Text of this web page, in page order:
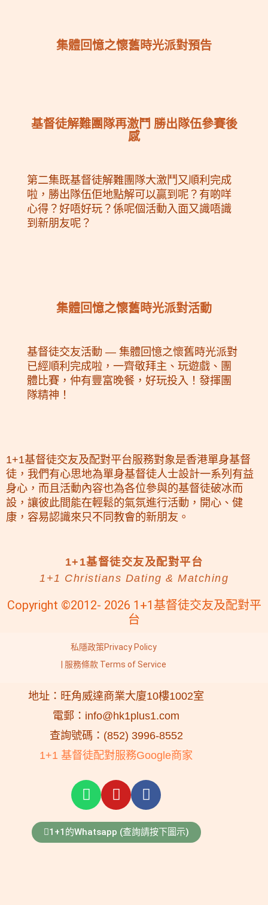
集體回憶之懷舊時光派對預告
基督徒解難團隊再激鬥 勝出隊伍參賽後
感
第二集既基督徒解難團隊大激鬥又順利完成
啦，勝出隊伍佢地點解可以贏到呢？有啲咩
心得？好唔好玩？係呢個活動入面又識唔識
到新朋友呢？
集體回憶之懷舊時光派對活動
基督徒交友活動 — 集體回憶之懷舊時光派對
已經順利完成啦，一齊敬拜主、玩遊戲、團
體比賽，仲有豐富晚餐，好玩投入！發揮團
隊精神！
1+1基督徒交友及配對平台服務對象是香港單身基督
徒，我們有心思地為單身基督徒人士設計一系列有益
身心，而且活動內容也為各位參與的基督徒破冰而
設，讓彼此間能在輕鬆的氣氛進行活動，開心、健
康，容易認識來只不同教會的新朋友。
1+1基督徒交友及配對平台
1+1 Christians Dating & Matching
Copyright ©2012- 2026 1+1基督徒交友及配對平
台
私隱政策Privacy Policy
| 服務條款 Terms of Service
地址：旺角威達商業大廈10樓1002室
電郵：info@hk1plus1.com
查詢號碼：(852) 3996-8552
1+1 基督徒配對服務Google商家
1+1的Whatsapp (查詢請按下圖示)